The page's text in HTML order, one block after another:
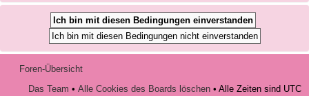
Foren-Übersicht
Das Team • Alle Cookies des Boards löschen • Alle Zeiten sind UTC